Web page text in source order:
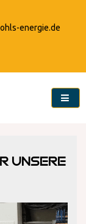
energie.de
unsere